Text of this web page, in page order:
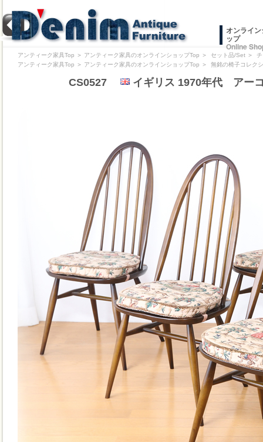
オンライ
ップ
Online
アンティーク家具Top ＞ アンティーク家具のオンラインショップTop ＞ セット品/Set ＞
アンティーク家具Top ＞ アンティーク家具のオンラインショップTop ＞ 無銘の椅子コレク
CS0527 イギリス 1970年代 アーコ